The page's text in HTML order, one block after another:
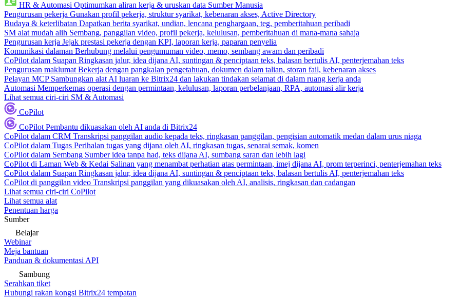
HR & Automasi Optimumkan aliran kerja & uruskan data Sumber Manusia
Pengurusan pekerja Gunakan profil pekerja, struktur syarikat, kebenaran akses, Active Directory
Budaya & keterlibatan Dapatkan berita syarikat, undian, lencana penghargaan, teg, pemberitahuan peribadi
SM alat mudah alih Sembang, panggilan video, profil pekerja, kelulusan, pemberitahuan di mana-mana sahaja
Pengurusan kerja Jejak prestasi pekerja dengan KPI, laporan kerja, paparan penyelia
Komunikasi dalaman Berhubung melalui pengumuman video, memo, sembang awam dan peribadi
CoPilot dalam Suapan Ringkasan jalur, idea dijana AI, suntingan & penciptaan teks, balasan bertulis AI, penterjemahan teks
Pengurusan maklumat Bekerja dengan pangkalan pengetahuan, dokumen dalam talian, storan fail, kebenaran akses
Pelayan MCP Sambungkan alat AI luaran ke Bitrix24 dan lakukan tindakan selamat di dalam ruang kerja anda
Automasi Memperkemas operasi dengan permintaan, kelulusan, laporan perbelanjaan, RPA, automasi alir kerja
Lihat semua ciri-ciri SM & Automasi
CoPilot
CoPilot Pembantu dikuasakan oleh AI anda di Bitrix24
CoPilot dalam CRM Transkripsi panggilan audio kepada teks, ringkasan panggilan, pengisian automatik medan dalam urus niaga
CoPilot dalam Tugas Perihalan tugas yang dijana oleh AI, ringkasan tugas, senarai semak, komen
CoPilot dalam Sembang Sumber idea tanpa had, teks dijana AI, sumbang saran dan lebih lagi
CoPilot di Laman Web & Kedai Salinan yang menambat perhatian atas permintaan, imej dijana AI, prom terperinci, penterjemahan teks
CoPilot dalam Suapan Ringkasan jalur, idea dijana AI, suntingan & penciptaan teks, balasan bertulis AI, penterjemahan teks
CoPilot di panggilan video Transkripsi panggilan yang dikuasakan oleh AI, analisis, ringkasan dan cadangan
Lihat semua ciri-ciri CoPilot
Lihat semua alat
Penentuan harga
Sumber
Belajar
Webinar
Meja bantuan
Panduan & dokumentasi API
Sambung
Serahkan tiket
Hubungi rakan kongsi Bitrix24 tempatan